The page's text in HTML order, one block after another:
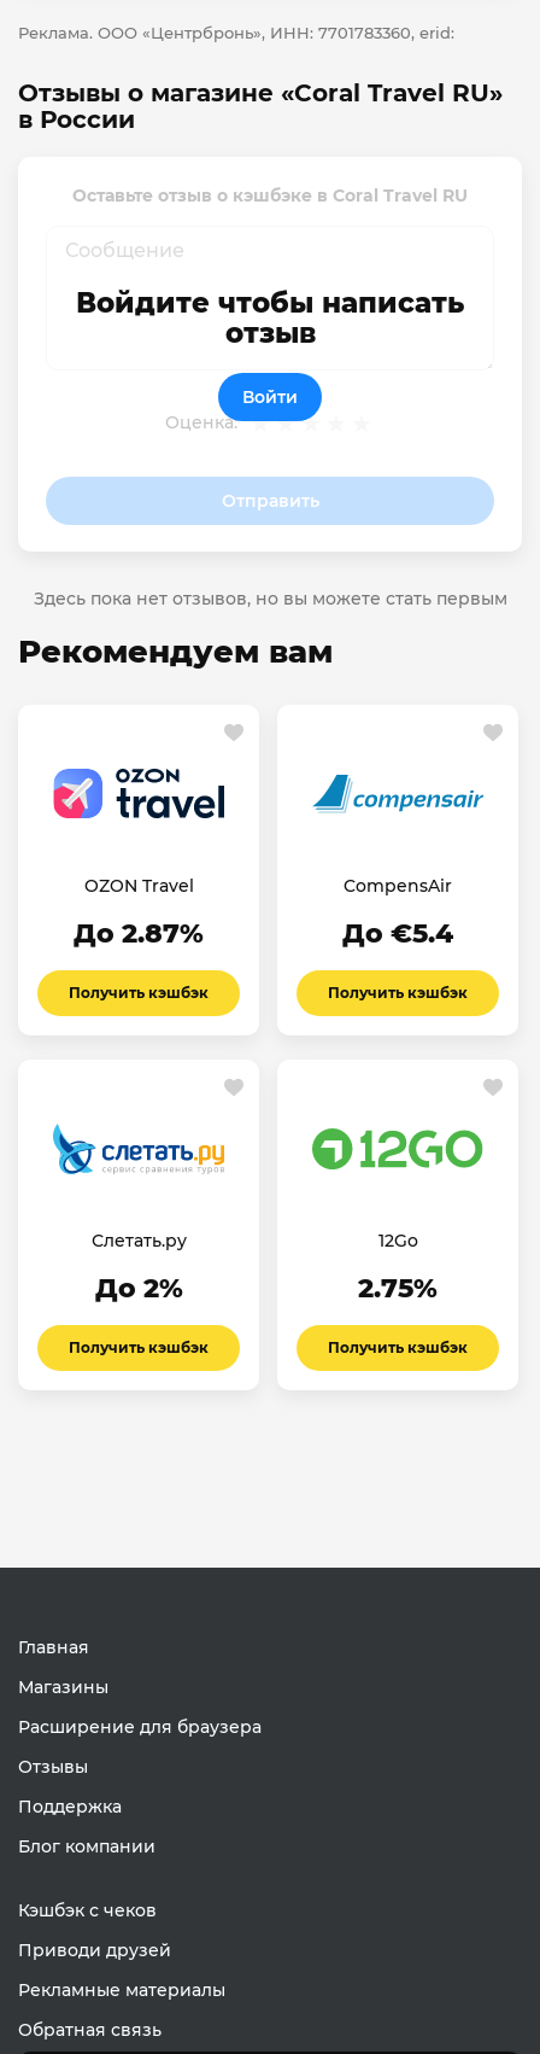
Реклама. ООО «Центрбронь», ИНН: 7701783360, erid:
Отзывы о магазине «Coral Travel RU»
в России
Оставьте отзыв о кэшбэке в Coral Travel RU
Оценка:
Отправить
Войдите чтобы написать
отзыв
Войти
Здесь пока нет отзывов, но вы можете стать первым
Рекомендуем вам
OZON Travel
До 2.87%
Получить кэшбэк
CompensAir
До €5.4
Получить кэшбэк
Слетать.ру
До 2%
Получить кэшбэк
12Go
2.75%
Получить кэшбэк
Главная
Магазины
Расширение для браузера
Отзывы
Поддержка
Блог компании
Кэшбэк с чеков
Приводи друзей
Рекламные материалы
Обратная связь